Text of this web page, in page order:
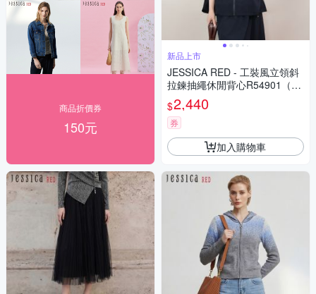
商品折價券
150元
新品上市
JESSICA RED - 工裝風立領斜
拉鍊抽繩休閒背心R54901（藏
藍）
$2,440
券
加入購物車